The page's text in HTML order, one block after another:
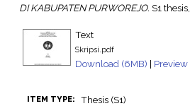
DI KABUPATEN PURWOREJO. S1
Text
Skripsi.pdf
Download (6MB) | Preview
ITEM TYPE: Thesis (S1)